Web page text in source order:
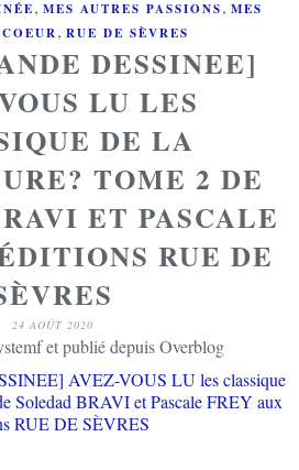
, MES AUTRES PASSIONS, MES
, RUE DE SÈVRES
DESSINEE]
LU LES
DE LA
TOME 2 DE
ET PASCALE
RUE DE
24 AOÛT 2020
et publié depuis Overblog